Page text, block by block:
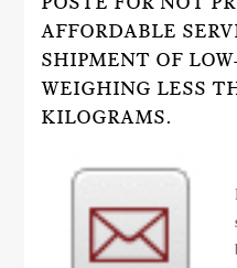
AFFORDABLE
SHIPMENT OF
WEIGHING LESS
KILOGRAMS.